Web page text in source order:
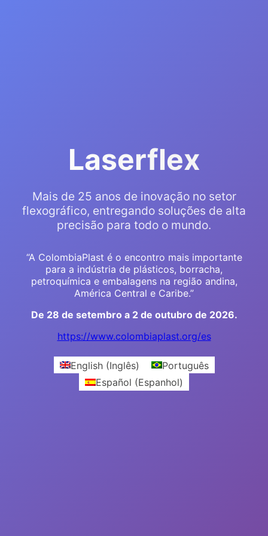
Laserflex
Mais de 25 anos de inovação no setor
flexográfico, entregando soluções de alta
precisão para todo o mundo.
“A ColombiaPlast é o encontro mais importante
para a indústria de plásticos, borracha,
petroquímica e embalagens na região andina,
América Central e Caribe.”
De 28 de setembro a 2 de outubro de 2026.
https://www.colombiaplast.org/es
English(Inglês)
Português
Español (Espanhol)